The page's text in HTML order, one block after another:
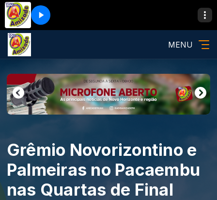
MENU
Grêmio Novorizontino e
Palmeiras no Pacaembu
nas Quartas de Final